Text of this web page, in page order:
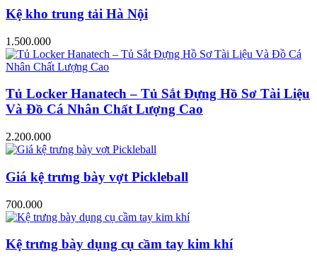
Kệ kho trung tải Hà Nội
1.500.000
Tủ Locker Hanatech – Tủ Sắt Đựng Hồ Sơ Tài Liệu
Và Đồ Cá Nhân Chất Lượng Cao
2.200.000
Giá kệ trưng bày vợt Pickleball
700.000
Kệ trưng bày dụng cụ cầm tay kim khí